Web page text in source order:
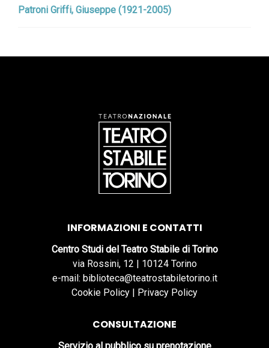
Patroni Griffi, Giuseppe (1921-2005)
INFORMAZIONI E CONTATTI
Centro Studi del Teatro Stabile di Torino
via Rossini, 12 | 10124 Torino
e-mail: biblioteca@teatrostabiletorino.it
Cookie Policy | Privacy Policy
CONSULTAZIONE